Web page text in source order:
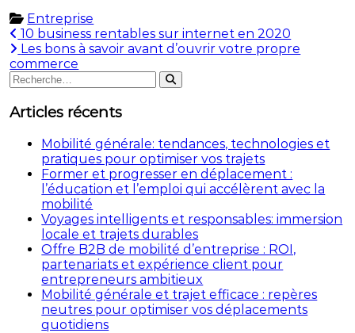
Entreprise
Navigation
de
l’article
10 business rentables sur internet en 2020
Les bons à savoir avant d’ouvrir votre propre
commerce
Rechercher
:
Rechercher
Articles récents
Mobilité générale: tendances, technologies et
pratiques pour optimiser vos trajets
Former et progresser en déplacement :
l’éducation et l’emploi qui accélèrent avec la
mobilité
Voyages intelligents et responsables: immersion
locale et trajets durables
Offre B2B de mobilité d’entreprise : ROI,
partenariats et expérience client pour
entrepreneurs ambitieux
Mobilité générale et trajet efficace : repères
neutres pour optimiser vos déplacements
quotidiens